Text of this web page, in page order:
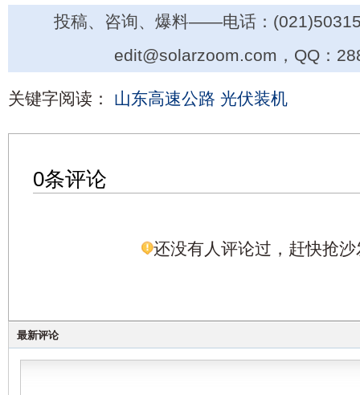
投稿、咨询、爆料——电话：
edit@solarzoom.com，QQ：
关键字阅读： 山东高速公路 光伏装机
0条评论
还没有人评论过，赶快抢沙
最新评论